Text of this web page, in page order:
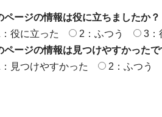
ページの情報は役に立ちましたか？
役に立った
2：ふつう
3：
ページの情報は見つけやすかったで
見つけやすかった
2：ふつう